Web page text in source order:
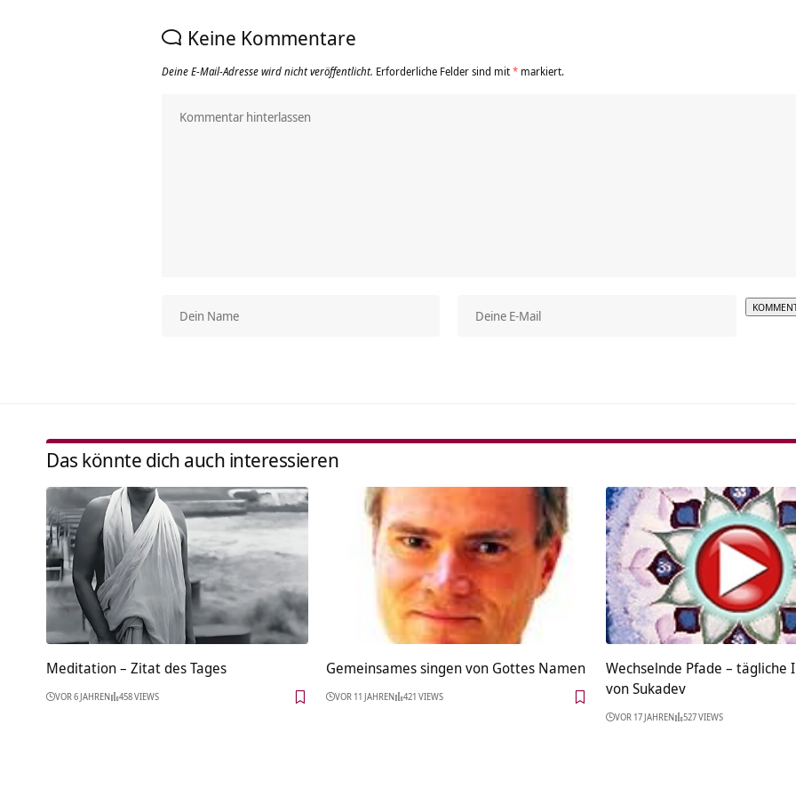
Keine Kommentare
Deine E-Mail-Adresse wird nicht veröffentlicht. Erforderliche Felder sind mit* markiert.
Das könnte dich auch interessieren
Meditation – Zitat des Tages
VOR 6 JAHREN 458 VIEWS
Gemeinsames singen von Gottes Namen
VOR 11 JAHREN 421 VIEWS
Wechselnde Pfade – tägliche
von Sukadev
VOR 17 JAHREN 527 VIEWS